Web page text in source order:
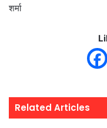
शर्मा
Related Articles